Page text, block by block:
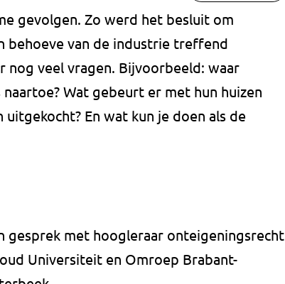
gevolgen. Zo werd het besluit om
behoeve van de industrie treffend
nog veel vragen. Bijvoorbeeld: waar
Wat gebeurt er met hun huizen
En wat kun je doen als de
gesprek met hoogleraar onteigeningsrecht
Universiteit en Omroep Brabant-